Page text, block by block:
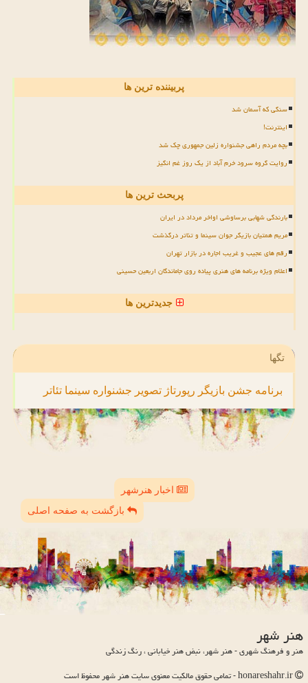
پربیننده ترین ها
سنگی که آسمان شد
اینترنت!
بچه مردم راهی جشنواره زلین جمهوری چک شد
روایت گروه سرود خرم آباد از یک روز غم انگیز
پربحث ترین ها
بارندگی شهابی برساوشی اواخر مرداد در ایران
مریم همتیان بازیگر جوان سینما و تئاتر درگذشت
رقم های عجیب و غریب اجاره در بازار تهران
اعلام ویژه برنامه های هنری پیاده روی جاماندگان اربعین حسینی
جدیدترین ها
تگها
برنامه جشن بازیگر رپورتاژ تصویر جشنواره سینما تئاتر
اخبار هنرشهر
بازگشت به صفحه اصلی
هنر شهر
هنر و فرهنگ شهری - هنر شهر، نبض هنر خیابانی ، رنگ زندگی